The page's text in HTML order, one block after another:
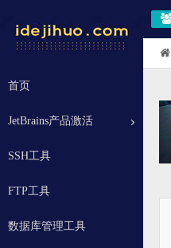
首页
JetBrains产品激活
SSH工具
FTP工具
数据库管理工具